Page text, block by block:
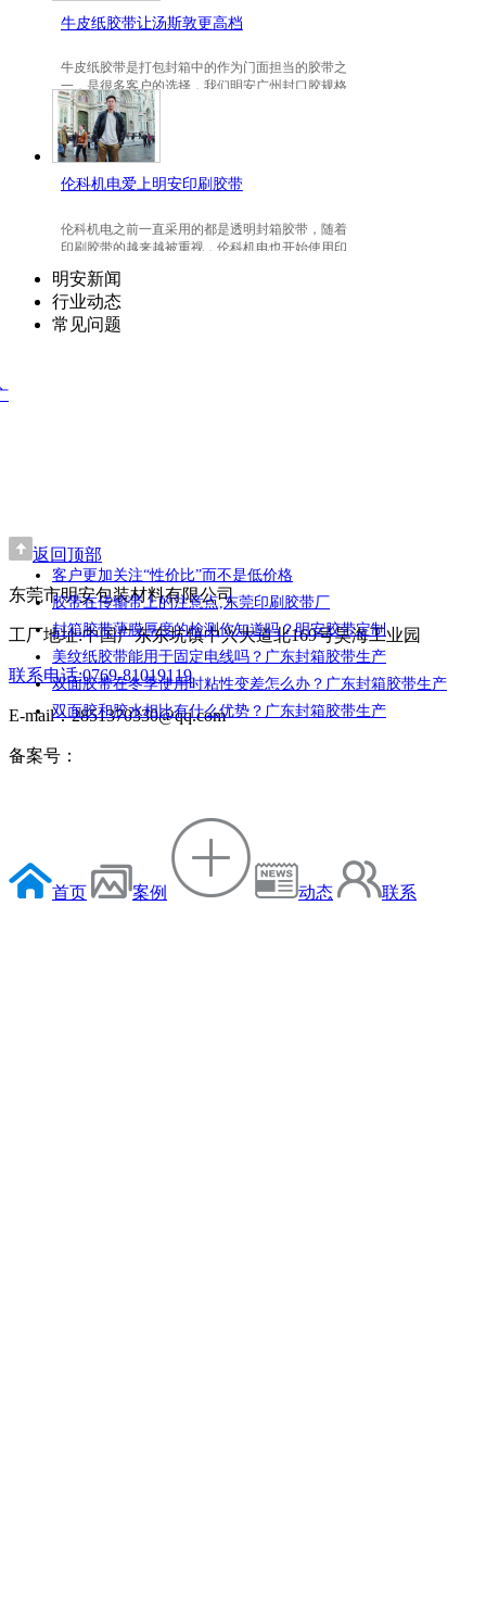
牛皮纸胶带让汤斯敦更高档
牛皮纸胶带是打包封箱中的作为门面担当的胶带之
一，是很多客户的选择，我们明安广州封口胶规格
包装的牛皮纸胶带就是汤斯敦的选择。
伦科机电爱上明安印刷胶带
伦科机电之前一直采用的都是透明封箱胶带，随着
印刷胶带的越来越被重视，伦科机电也开始使用印
明安新闻
行业动态
常见问题
客户更加关注“性价比”而不是低价格
胶带在传输带上的注意点,东莞印刷胶带厂
封箱胶带薄膜厚度的检测你知道吗？明安胶带定制
美纹纸胶带能用于固定电线吗？广东封箱胶带生产
双面胶带在冬季使用时粘性变差怎么办？广东封箱胶带生产
双面胶和胶水相比有什么优势？广东封箱胶带生产
返回顶部
东莞市明安包装材料有限公司
工厂地址:中国广东东坑镇中兴大道北169号昊海工业园
联系电话:0769-81019119
E-mail：2851370330@qq.com
备案号：
首页 案例 动态 联系